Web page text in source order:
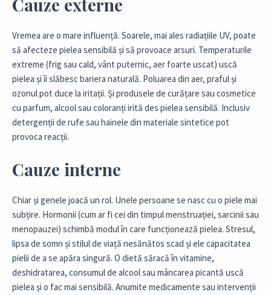
Cauze externe
Vremea are o mare influență. Soarele, mai ales radiațiile UV, poate
să afecteze pielea sensibilă și să provoace arsuri. Temperaturile
extreme (frig sau cald, vânt puternic, aer foarte uscat) uscă
pielea și îi slăbesc bariera naturală. Poluarea din aer, praful și
ozonul pot duce la iritații. Și produsele de curățare sau cosmetice
cu parfum, alcool sau coloranți irită des pielea sensibilă. Inclusiv
detergenții de rufe sau hainele din materiale sintetice pot
provoca reacții.
Cauze interne
Chiar și genele joacă un rol. Unele persoane se nasc cu o piele mai
subțire. Hormonii (cum ar fi cei din timpul menstruației, sarcinii sau
menopauzei) schimbă modul în care funcționează pielea. Stresul,
lipsa de somn și stilul de viață nesănătos scad și ele capacitatea
pielii de a se apăra singură. O dietă săracă în vitamine,
deshidratarea, consumul de alcool sau mâncarea picantă uscă
pielea și o fac mai sensibilă. Anumite medicamente sau intervenții